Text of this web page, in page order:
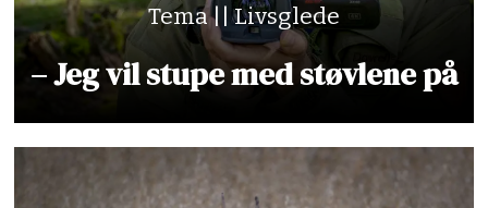
Tema || Livsglede
– Jeg vil stupe med støvlene på